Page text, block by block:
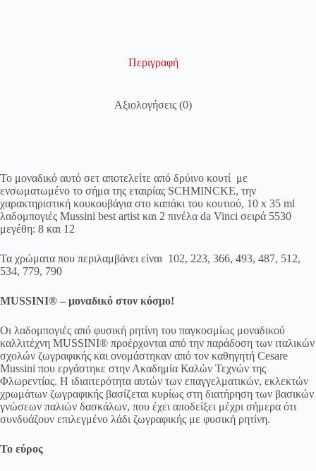
Περιγραφή
Αξιολογήσεις (0)
Το μοναδικό αυτό σετ αποτελείτε από δρύινο κουτί με
ενσωματωμένο το σήμα της εταιρίας SCHMINCKE, την
χαρακτηριστική κουκουβάγια στο καπάκι του κουτιού, 10 x 35 ml
λαδομπογιές Mussini best artist και 2 πινέλα da Vinci σειρά 5530
μεγέθη: 8 και 12
Τα χρώματα που περιλαμβάνει είναι 102, 223, 366, 493, 487, 512,
534, 779, 790
MUSSINI® – μοναδικό στον κόσμο!
Οι λαδομπογιές από φυσική ρητίνη του παγκοσμίως μοναδικού
καλλιτέχνη MUSSINI® προέρχονται από την παράδοση των ιταλικών
σχολών ζωγραφικής και ονομάστηκαν από τον καθηγητή Cesare
Mussini που εργάστηκε στην Ακαδημία Καλών Τεχνών της
Φλωρεντίας. Η ιδιαιτερότητα αυτών των επαγγελματικών, εκλεκτών
χρωμάτων ζωγραφικής βασίζεται κυρίως στη διατήρηση των βασικών
γνώσεων παλιών δασκάλων, που έχει αποδείξει μέχρι σήμερα ότι
συνδυάζουν επιλεγμένο λάδι ζωγραφικής με φυσική ρητίνη.
Το εύρος